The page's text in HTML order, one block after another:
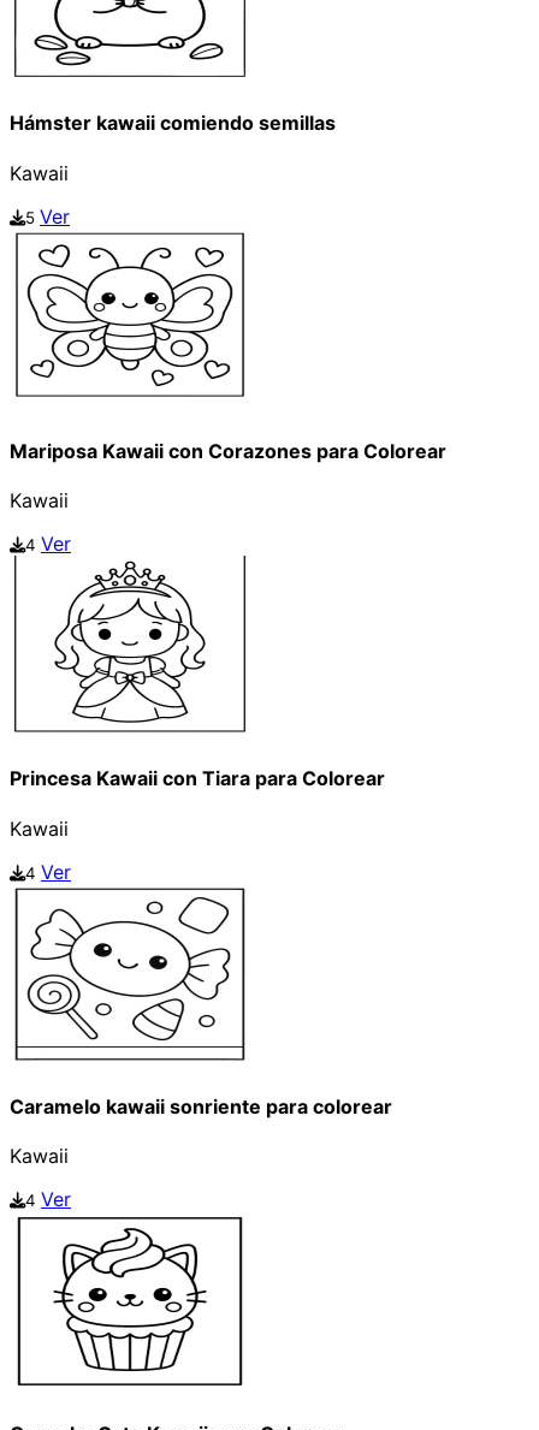
Hámster kawaii comiendo semillas
Kawaii
5 Ver
Mariposa Kawaii con Corazones para Colorear
Kawaii
4 Ver
Princesa Kawaii con Tiara para Colorear
Kawaii
4 Ver
Caramelo kawaii sonriente para colorear
Kawaii
4 Ver